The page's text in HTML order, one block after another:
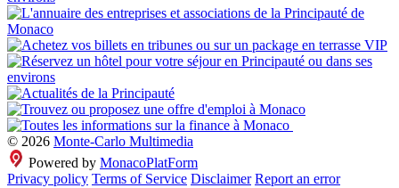
© 2026 Monte-Carlo Multimedia
Powered by MonacoPlatForm
Privacy policy Terms of Service Disclaimer Report an error